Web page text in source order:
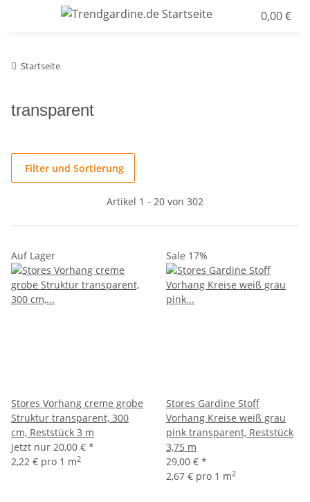
0,00 €
Startseite
transparent
Filter und Sortierung
Artikel 1 - 20 von 302
Auf Lager
Stores Vorhang creme grobe
Struktur transparent, 300
cm, Reststück 3 m
jetzt nur 20,00 € *
2,22 € pro 1 m2
Sale 17%
Stores Gardine Stoff
Vorhang Kreise weiß grau
pink transparent, Reststück
3,75 m
29,00 € *
2,67 € pro 1 m2